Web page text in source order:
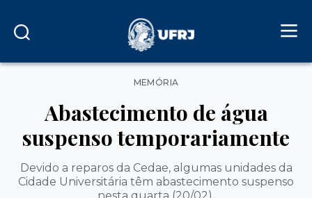
Categorias
MEMÓRIA
Abastecimento de água
suspenso temporariamente
Devido a reparos da Cedae, algumas unidades da
Cidade Universitária têm abastecimento suspenso
nesta quarta (20/02).